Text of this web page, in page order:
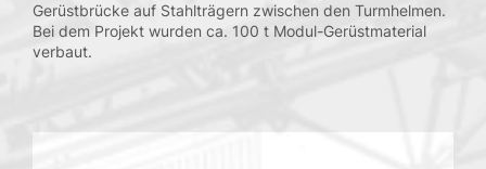
Gerüstbrücke auf Stahlträgern zwischen den Turmhelmen.
Bei dem Projekt wurden ca. 100 t Modul-Gerüstmaterial
verbaut.